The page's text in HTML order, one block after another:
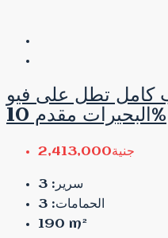
كامل تطل على فيو
البحيرات مقدم 10%
جنية2,413,000
سرير: 3
الحمامات: 3
190 m²